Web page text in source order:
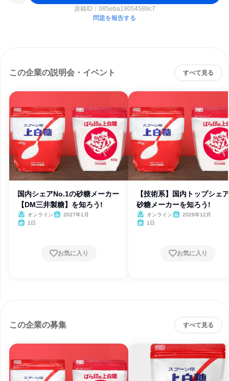
原稿ID： 085eba19054589c7
問題を報告する
この企業の説明会・イベント すべて見る
国内シェアNo.1の砂糖メーカー
【DM三井製糖】を知ろう!
オンライン
2027年1月
1日
お気に入り
【技術系】国内トップシェ
砂糖メーカーを知ろう!
オンライン
2026年12月
1日
お気に入り
この企業の募集 すべて見る